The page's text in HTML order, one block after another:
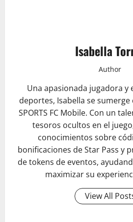
Isabella
Author
Una apasionada jugadora y
deportes, Isabella se sumerge
SPORTS FC Mobile. Con un
tesoros ocultos en el
conocimientos sobre
bonificaciones de Star Pass y
de tokens de eventos,
maximizar su
View All